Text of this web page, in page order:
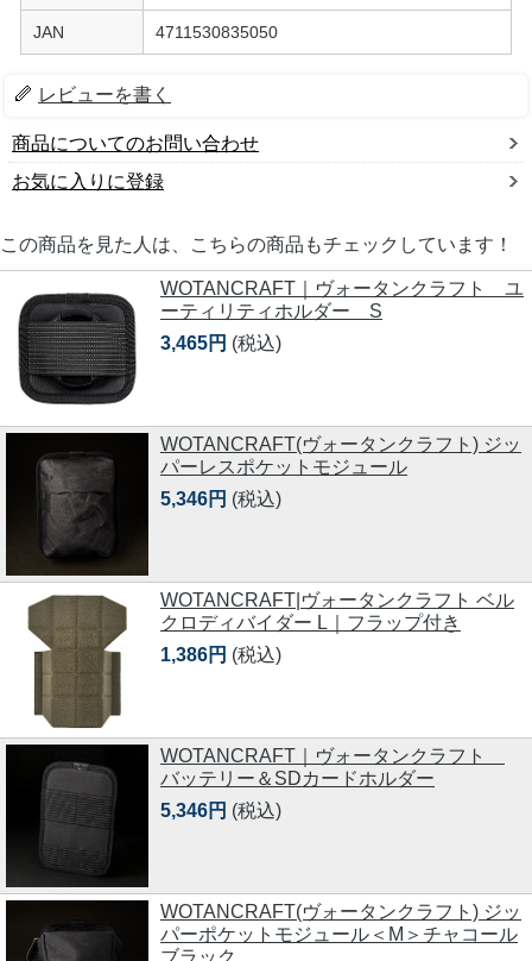
JAN 4711530835050
レビューを書く
商品についてのお問い合わせ
お気に入りに登録
この商品を見た人は、こちらの商品もチェックしています！
WOTANCRAFT｜ヴォータンクラフト ユ
ーティリティホルダー S
3,465円 (税込)
WOTANCRAFT(ヴォータンクラフト) ジッ
パーレスポケットモジュール
5,346円 (税込)
WOTANCRAFT|ヴォータンクラフト ベル
クロディバイダー L｜フラップ付き
1,386円 (税込)
WOTANCRAFT｜ヴォータンクラフト
バッテリー＆SDカードホルダー
5,346円 (税込)
WOTANCRAFT(ヴォータンクラフト) ジッ
パーポケットモジュール＜M＞チャコール
ブラック